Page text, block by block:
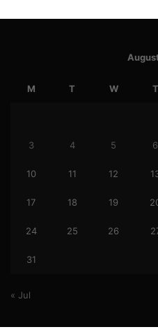
M T W T
3 4 5 6
10 11 12
17 18 19
24 25 26
31
« Jul